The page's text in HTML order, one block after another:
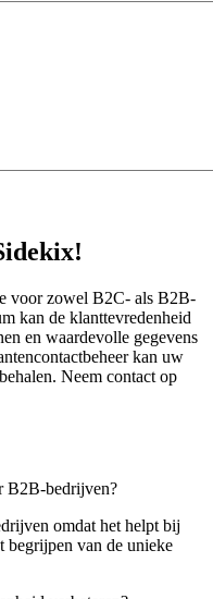
voor zowel B2C- als B2B-
kan de klanttevredenheid
en waardevolle gegevens
kan uw
Neem contact op
B2B-bedrijven?
omdat het helpt bij
begrijpen van de unieke